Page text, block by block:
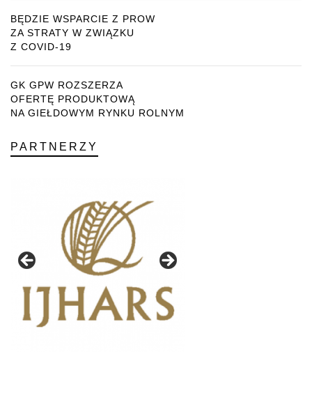
BĘDZIE WSPARCIE Z PROW
ZA STRATY W ZWIĄZKU
Z COVID-19
GK GPW ROZSZERZA
OFERTĘ PRODUKTOWĄ
NA GIEŁDOWYM RYNKU ROLNYM
PARTNERZY